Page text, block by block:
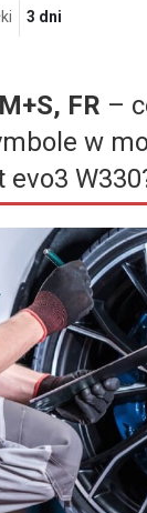
3 dni
FR –
w